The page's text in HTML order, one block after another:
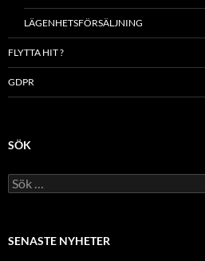
LÄGENHETSFÖRSÄLJNING
FLYTTA HIT ?
GDPR
SÖK
Sök
efter:
SENASTE NYHETER